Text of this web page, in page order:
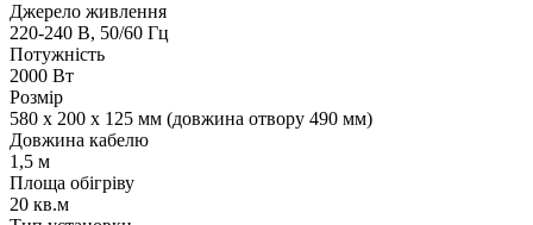
Джерело живлення
220-240 В, 50/60 Гц
Потужність
2000 Вт
Розмір
580 x 200 x 125 мм (довжина отвору 490 мм)
Довжина кабелю
1,5 м
Площа обігріву
20 кв.м